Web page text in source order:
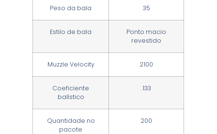
Peso da bala 35
Estilo de bala
Ponto macio
revestido
Muzzle Velocity 2100
Coeficiente
balístico
.133
Quantidade no
pacote
200